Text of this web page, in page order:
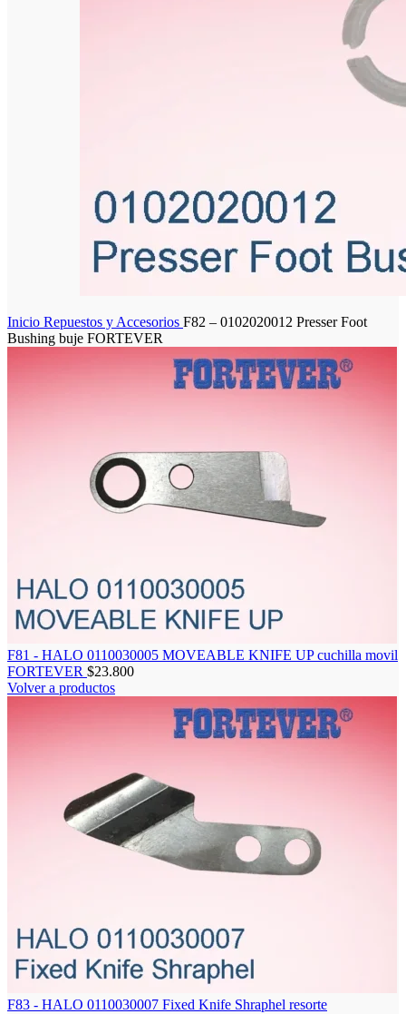
Inicio Repuestos y Accesorios F82 – 0102020012 Presser Foot
Bushing buje FORTEVER
F81 - HALO 0110030005 MOVEABLE KNIFE UP cuchilla movil
FORTEVER $23.800
Volver a productos
F83 - HALO 0110030007 Fixed Knife Shraphel resorte